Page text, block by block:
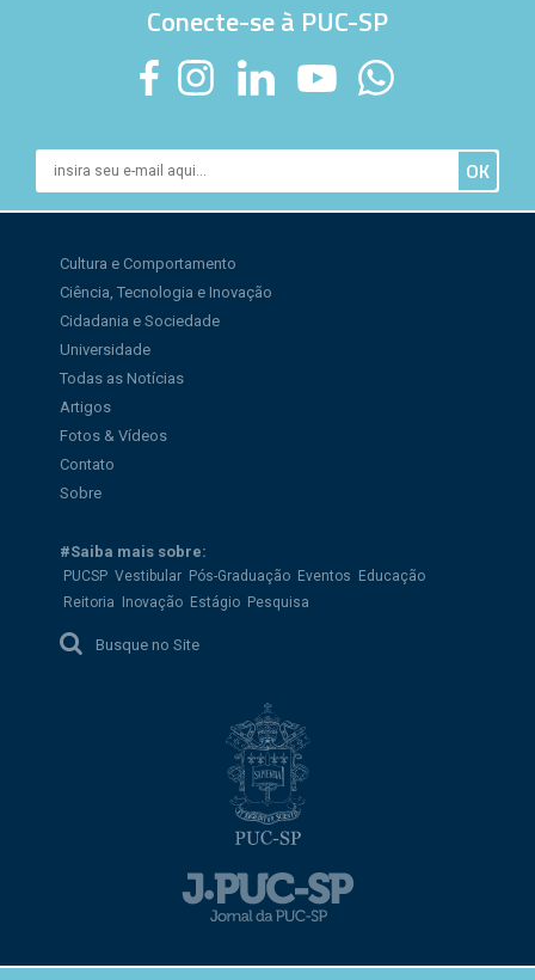
Conecte-se à PUC-SP
Cultura e Comportamento
Ciência, Tecnologia e Inovação
Cidadania e Sociedade
Universidade
Todas as Notícias
Artigos
Fotos & Vídeos
Contato
Sobre
#Saiba mais sobre:
PUCSP Vestibular Pós-Graduação Eventos
Educação
Reitoria
Inovação Estágio Pesquisa
Busque no Site